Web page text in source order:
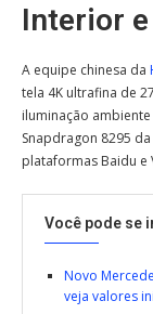
Interior
A equipe chinesa da
tela 4K ultrafina de
iluminação
Snapdragon 8295
plataformas Baidu e
Você pode se
Novo
veja valores